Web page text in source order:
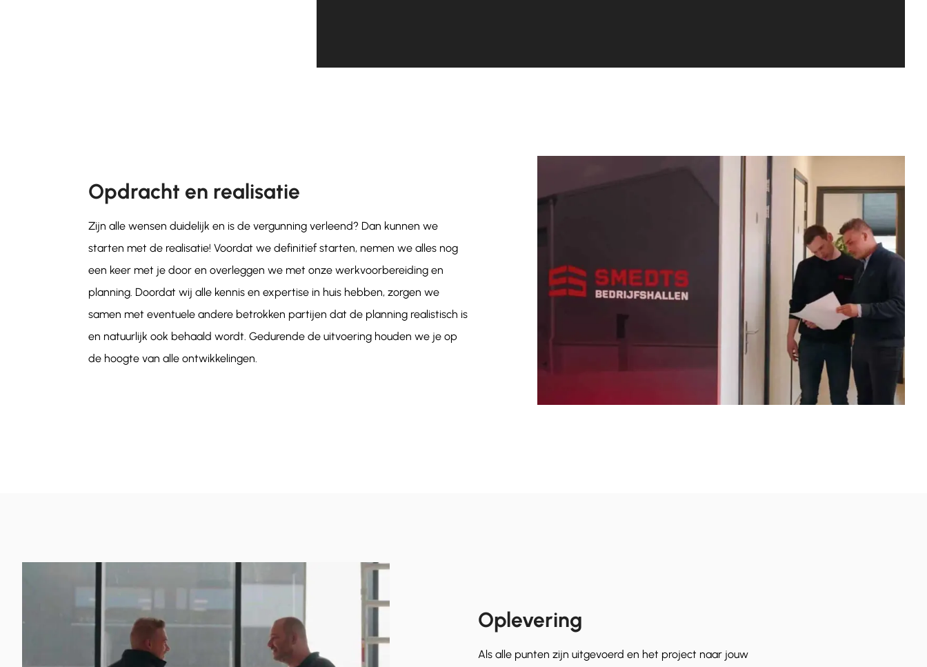
Opdracht en realisatie
Zijn alle wensen duidelijk en is de vergunning verleend? Dan kunnen we
starten met de realisatie! Voordat we definitief starten, nemen we alles nog
een keer met je door en overleggen we met onze werkvoorbereiding en
planning. Doordat wij alle kennis en expertise in huis hebben, zorgen we
samen met eventuele andere betrokken partijen dat de planning realistisch is
en natuurlijk ook behaald wordt. Gedurende de uitvoering houden we je op
de hoogte van alle ontwikkelingen.
Oplevering
Als alle punten zijn uitgevoerd en het project naar jouw